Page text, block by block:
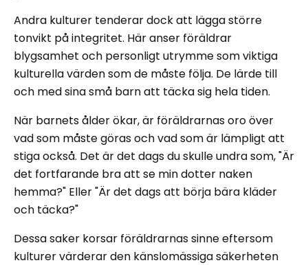
Andra kulturer tenderar dock att lägga större
tonvikt på integritet. Här anser föräldrar
blygsamhet och personligt utrymme som viktiga
kulturella värden som de måste följa. De lärde till
och med sina små barn att täcka sig hela tiden.
När barnets ålder ökar, är föräldrarnas oro över
vad som måste göras och vad som är lämpligt att
stiga också. Det är det dags du skulle undra som, "Är
det fortfarande bra att se min dotter naken
hemma?" Eller "Är det dags att börja bära kläder
och täcka?"
Dessa saker korsar föräldrarnas sinne eftersom
kulturer värderar den känslomässiga säkerheten